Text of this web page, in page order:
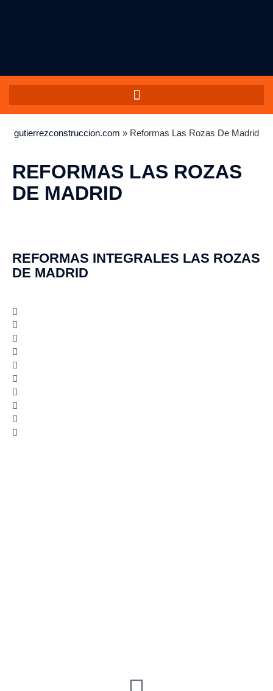
gutierrezconstruccion.com » Reformas Las Rozas De Madrid
REFORMAS LAS ROZAS
DE MADRID
REFORMAS INTEGRALES LAS ROZAS
DE MADRID